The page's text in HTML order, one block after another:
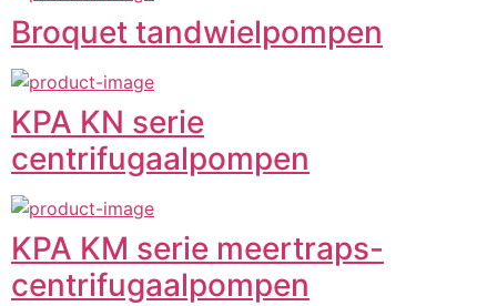
Broquet tandwielpompen
KPA KN serie
centrifugaalpompen
KPA KM serie meertraps-
centrifugaalpompen